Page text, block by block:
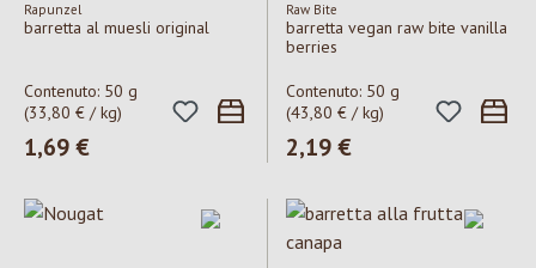
Rapunzel
barretta al muesli original
Contenuto: 50 g
(33,80 € / kg)
Prezzo normale:
1,69 €
Raw Bite
barretta vegan raw bite vanilla
berries
Contenuto: 50 g
(43,80 € / kg)
Prezzo normale:
2,19 €